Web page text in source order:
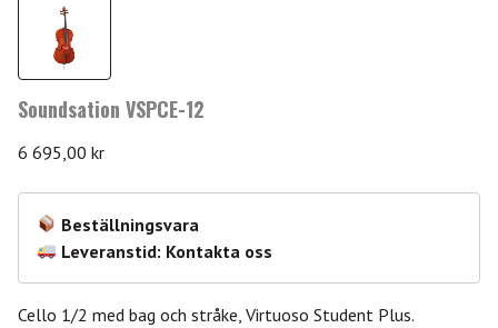
Soundsation VSPCE-12
6 695,00 kr
Beställningsvara
Leveranstid: Kontakta oss
Cello 1/2 med bag och stråke, Virtuoso Student Plus.